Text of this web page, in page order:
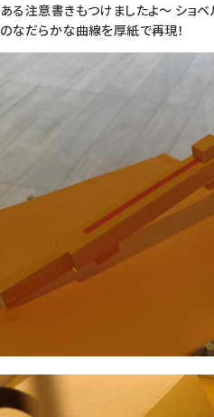
ある注意書きもつけましたよ～ ショ
のなだらかな曲線を厚紙で再現！